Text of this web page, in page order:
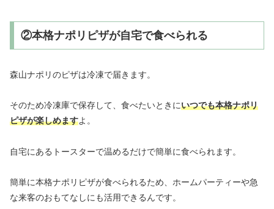
②本格ナポリピザが自宅で食べられる
森山ナポリのピザは冷凍で届きます。
そのため冷凍庫で保存して、食べたいときにいつでも本格ナポリ
ピザが楽しめますよ。
自宅にあるトースターで温めるだけで簡単に食べられます。
簡単に本格ナポリピザが食べられるため、ホームパーティーや急
な来客のおもてなしにも活用できるんです。